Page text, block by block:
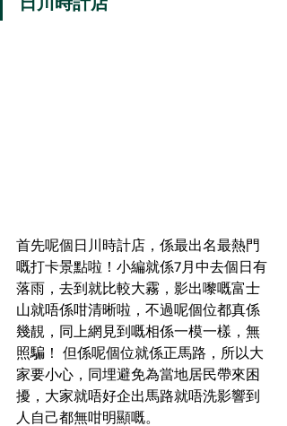
首先呢個日川時計店，係最出名最熱門
嘅打卡景點啦！小編就係7月中去個日有
落雨，去到就比較大霧，影出嚟嘅富士
山就唔係咁清晰啦，不過呢個位都真係
幾靚，同上網見到嘅相係一模一樣，無
照騙！ 但係呢個位就係正馬路，所以大
家要小心，同埋避免為當地居民帶來困
擾，大家就唔好企出馬路就唔洗影響到
人自己都無咁明顯嘅。